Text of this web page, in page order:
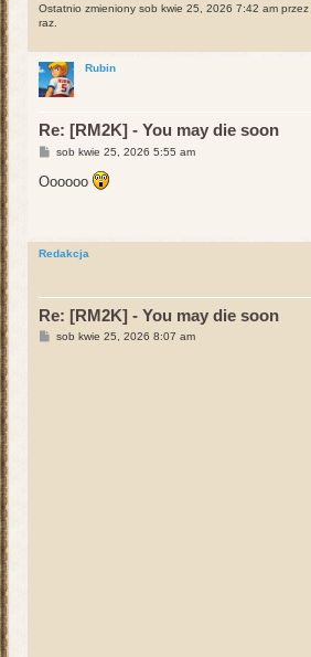
Ostatnio zmieniony sob kwie 25, 2026 7:42 am przez
raz.
Rubin
Re: [RM2K] - You may die soon
P
s
t
sob kwie 25, 2026 5:55 am
Oooooo
Redakcja
Re: [RM2K] - You may die soon
Psob kwie 25, 2026 8:07 am